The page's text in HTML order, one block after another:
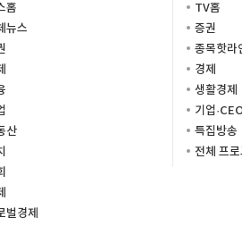
홈
뉴스
산
벌경제
TV홈
증권
종목핫라
경제
생활경제
기업
특집방송
전체 프